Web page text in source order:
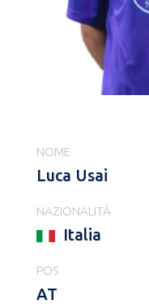
NOME
Luca Usai
NAZIONALITÀ
Italia
POS
AT